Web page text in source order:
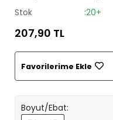
Stok
:20+
207,90 TL
Favorilerime Ekle
Boyut/Ebat: